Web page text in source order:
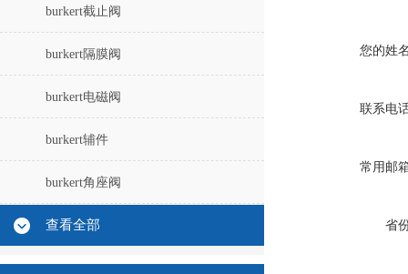
burkert截止阀
burkert隔膜阀
burkert电磁阀
burkert辅件
burkert角座阀
查看全部
您的姓
联系电
常用邮
省